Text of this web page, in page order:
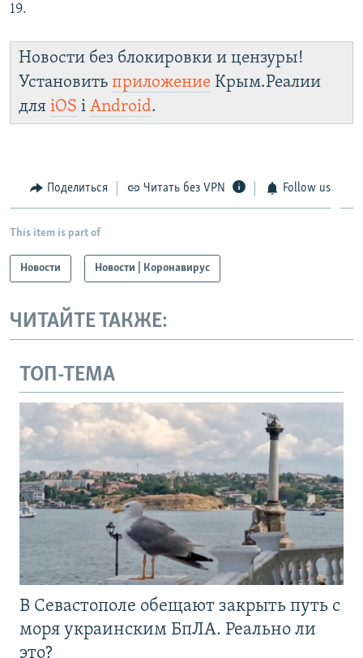
19.
Новости без блокировки и цензуры!
Установить приложение Крым.Реалии
для iOS і Android.
Поделиться Читать без VPN Follow us
This item is part of
Новости Новости | Коронавирус
ЧИТАЙТЕ ТАКЖЕ:
ТОП-ТЕМА
В Севастополе обещают закрыть путь с
моря украинским БпЛА. Реально ли
это?